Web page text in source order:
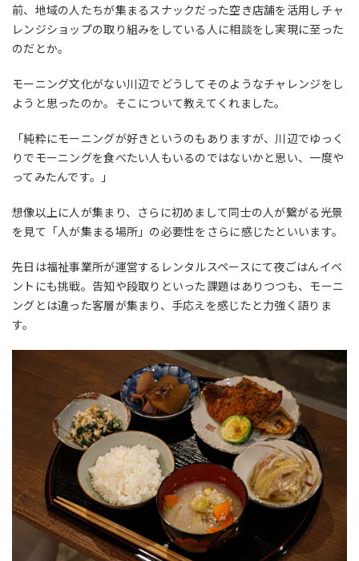
前、地域の人たちが集まるスナックだった空き店舗を活用しチャ
レンジショップの取り組みをしている人に相談をし実現に至った
のだとか。
モーニング文化がない川辺でどうしてそのようなチャレンジをし
ようと思ったのか。そこについて教えてくれました。
「純粋にモーニングが好きというのもありますが、川辺でゆっく
りでモーニングを食べたい人もいるのではないかと思い、一度や
ってみたんです。」
想像以上に人が集まり、さらに初めまして同士の人が繋がる光景
を見て「人が集まる場所」の必要性をさらに感じたといいます。
先日は福祉事業所が運営するレンタルスペースにて夜ごはんイベ
ントにも挑戦。告知や段取りといった課題はありつつも、モーニ
ングとは違った客層が集まり、手応えを感じたと力強く語りま
す。